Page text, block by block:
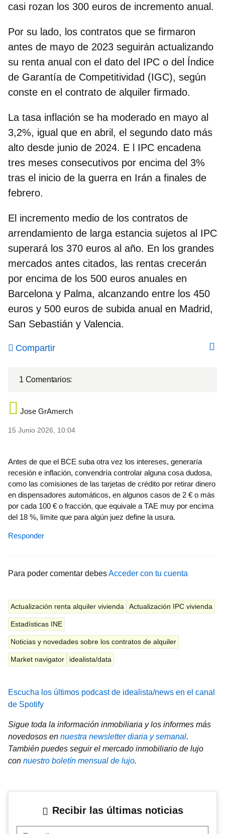
casi rozan los 300 euros de incremento anual.
Por su lado, los contratos que se firmaron
antes de mayo de 2023 seguirán actualizando
su renta anual con el dato del IPC o del Índice
de Garantía de Competitividad (IGC), según
conste en el contrato de alquiler firmado.
La tasa inflación se ha moderado en mayo al
3,2%, igual que en abril, el segundo dato más
alto desde junio de 2024. E l IPC encadena
tres meses consecutivos por encima del 3%
tras el inicio de la guerra en Irán a finales de
febrero.
El incremento medio de los contratos de
arrendamiento de larga estancia sujetos al IPC
superará los 370 euros al año. En los grandes
mercados antes citados, las rentas crecerán
por encima de los 500 euros anuales en
Barcelona y Palma, alcanzando entre los 450
euros y 500 euros de subida anual en Madrid,
San Sebastián y Valencia.
Compartir
1 Comentarios:
Jose GrAmerch
15 Junio 2026, 10:04
Antes de que el BCE suba otra vez los intereses, generaría
recesión e inflación, convendría controlar alguna cosa dudosa,
como las comisiones de las tarjetas de crédito por retirar dinero
en dispensadores automáticos, en algunos casos de 2 € o más
por cada 100 € o fracción, que equivale a TAE muy por encima
del 18 %, límite que para algún juez define la usura.
Responder
Para poder comentar debesAcceder con tu cuenta
Actualización renta alquiler vivienda Actualización IPC vivienda
Estadísticas INE
Noticias y novedades sobre los contratos de alquiler
Market navigator idealista/data
Escucha los últimos podcast de idealista/news en el canal
de Spotify
Sigue toda la información inmobiliaria y los informes más
novedosos en nuestra newsletter diaria y semanal.
También puedes seguir el mercado inmobiliario de lujo
con nuestro boletín mensual de lujo.
Recibir las últimas noticias
Tu mail